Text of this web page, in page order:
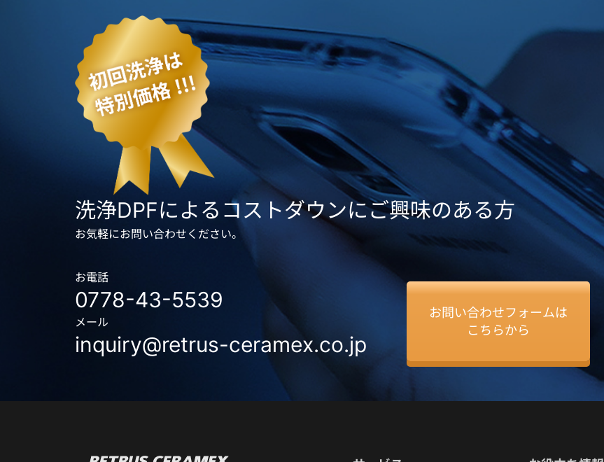
洗浄DPFによるコストダウンにご興味のある方
お気軽にお問い合わせください。
お電話
0778-43-5539
メール
inquiry@retrus-ceramex.co.jp
お問い合わせフォームは
こちらから